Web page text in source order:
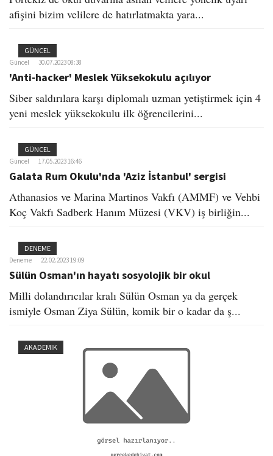
afişini bizim velilere de hatırlatmakta yara...
GÜNCEL
Güncel 30.07.2023 08:38
'Anti-hacker' Meslek Yüksekokulu açılıyor
Siber saldırılara karşı diplomalı uzman yetiştirmek için 4
yeni meslek yüksekokulu ilk öğrencilerini...
GÜNCEL
Güncel 17.05.2023 16:46
Galata Rum Okulu'nda 'Aziz İstanbul' sergisi
Athanasios ve Marina Martinos Vakfı (AMMF) ve Vehbi
Koç Vakfı Sadberk Hanım Müzesi (VKV) iş birliğin...
DENEME
Deneme 22.02.2023 19:09
Sülün Osman'ın hayatı sosyolojik bir okul
Milli dolandırıcılar kralı Sülün Osman ya da gerçek
ismiyle Osman Ziya Sülün, komik bir o kadar da ş...
AKADEMIK